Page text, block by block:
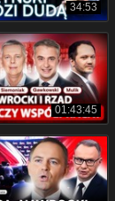
34:53
01:43:45